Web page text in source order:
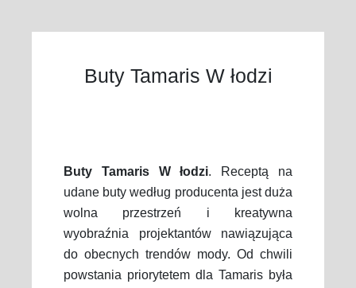
Buty Tamaris W łodzi
Buty Tamaris W łodzi. Receptą na
udane buty według producenta jest duża
wolna przestrzeń i kreatywna
wyobraźnia projektantów nawiązująca
do obecnych trendów mody. Od chwili
powstania priorytetem dla Tamaris była